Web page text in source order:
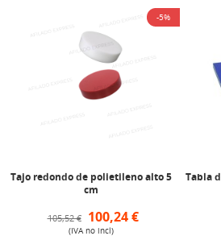
-5%
Tajo redondo de polietileno alto 5
cm
105,52 € 100,24 €
(IVA no incl)
Tabla